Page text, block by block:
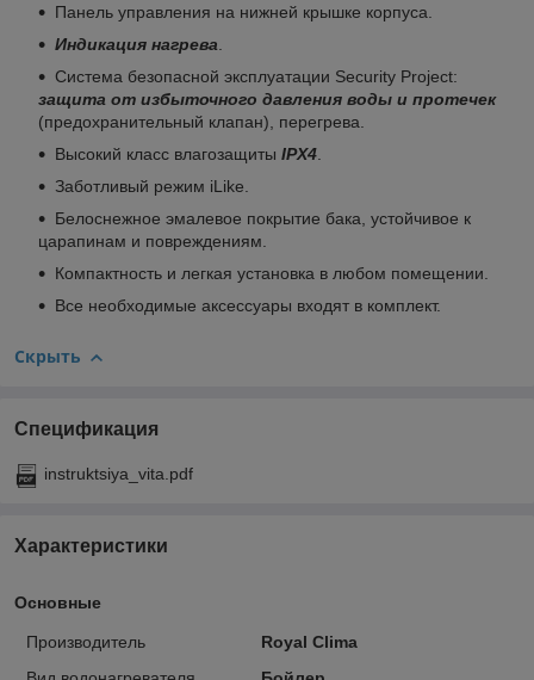
Панель управления на нижней крышке корпуса.
Индикация нагрева
Система безопасной эксплуатации Security Project:
защита от избыточного давления воды и протечек
(предохранительный клапан), перегрева.
Высокий класс влагозащиты IPX4
Заботливый режим iLike.
Белоснежное эмалевое покрытие бака, устойчивое к
царапинам и повреждениям.
Компактность и легкая установка в любом помещении.
Все необходимые аксессуары входят в комплект.
Скрыть
Спецификация
instruktsiya_vita.pdf
Характеристики
Основные
Производитель
Royal Clima